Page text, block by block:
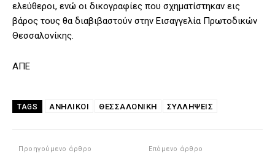
ελεύθεροι, ενώ οι δικογραφίες που σχηματίστηκαν εις
βάρος τους θα διαβιβαστούν στην Εισαγγελία Πρωτοδικών
Θεσσαλονίκης.
ΑΠΕ
TAGS ΑΝΗΛΙΚΟΙ ΘΕΣΣΑΛΟΝΙΚΗ ΣΥΛΛΗΨΕΙΣ
Προηγούμενο άρθρο Επόμενο άρθρο